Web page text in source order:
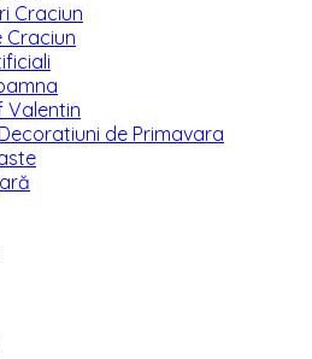
Craciun
Craciun
Valentin
de Primavara